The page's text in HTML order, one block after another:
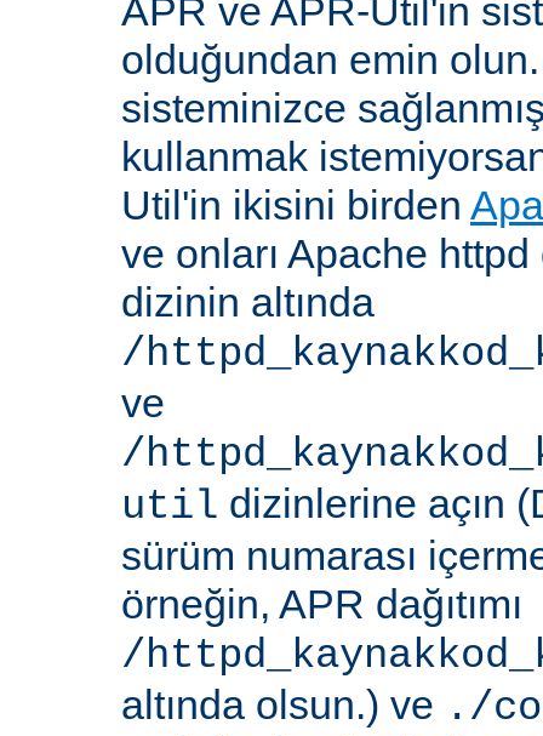
APR ve APR-Util'in
olduğundan emin
sisteminizce
kullanmak
Util'in ikisini birden
ve onları Apache httpd
dizinin altında
/
ve
/
util dizinlerine açın
sürüm numarası
örneğin, APR dağıtımı
/
altında olsun.) ve ./